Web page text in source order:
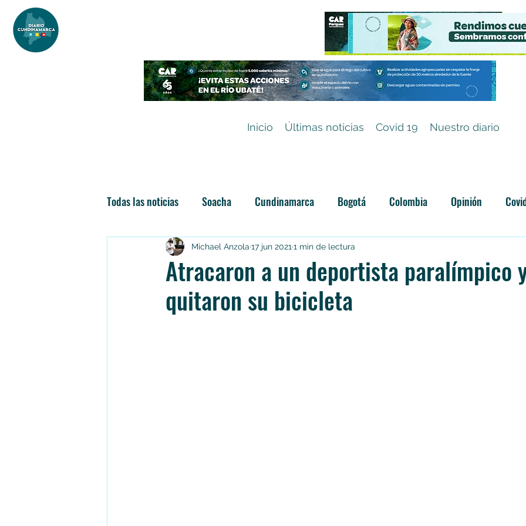
Inicio Últimas noticias Covid 19 Nuestro diario
Todas las noticias Soacha Cundinamarca Bogotá Colombia Opinión
Las nuevas soachunidades Categoría sin título
Atracaron a un deportista paralímpico
quitaron su bicicleta
Michael Anzola 17 jun 2021 1 min de lectura